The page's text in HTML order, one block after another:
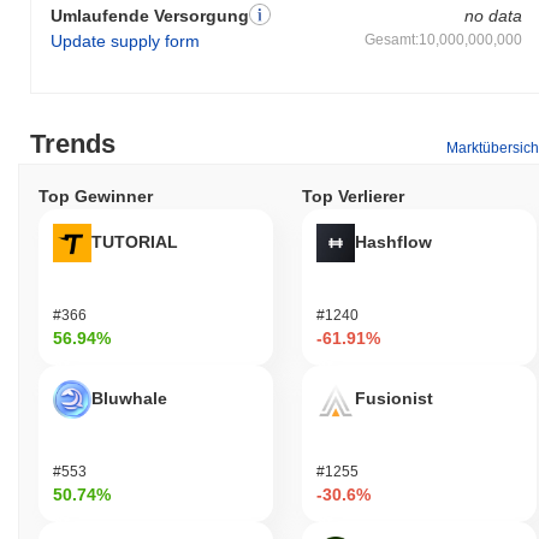
Umlaufende Versorgung
Update supply form
no data
Gesamt:10,000,000,000
Trends
Top Gewinner
TUTORIAL
#366
56.94%
Bluwhale
#553
50.74%
Top Verlierer
Hashflow
#1240
-61.91%
Fusionist
#1255
-30.6%